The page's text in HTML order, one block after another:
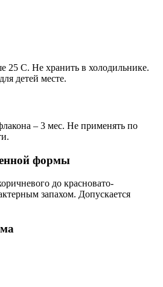
25 С. Не хранить в холодильнике.
детей месте.
– 3 мес. Не применять по
формы
до красновато-
запахом. Допускается